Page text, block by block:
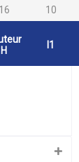
16 10
H
l1